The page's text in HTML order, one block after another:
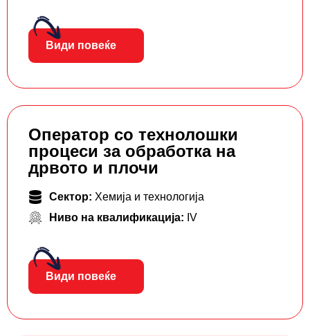
Види повеќе
Оператор со технолошки
процеси за обработка на
дрвото и плочи
Сектор: Хемија и технологија
Ниво на квалификација: IV
Види повеќе